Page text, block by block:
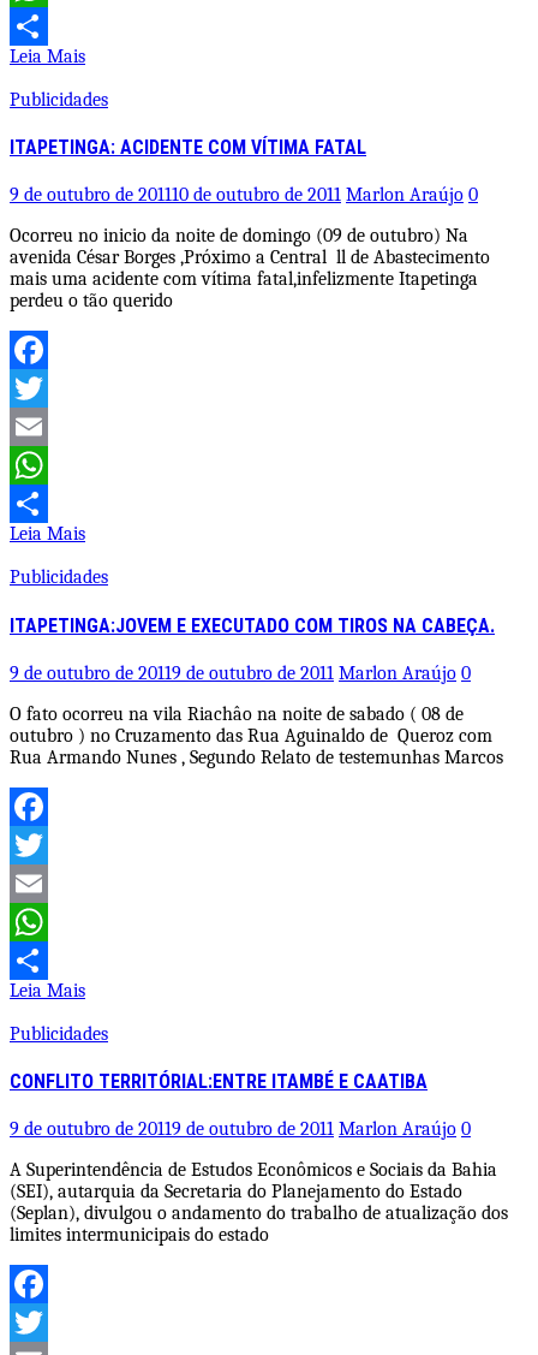
WhatsApp
Share
Leia Mais
Publicidades
ITAPETINGA: ACIDENTE COM VÍTIMA FATAL
9 de outubro de 201110 de outubro de 2011 Marlon Araújo 0
Ocorreu no inicio da noite de domingo (09 de outubro) Na
avenida César Borges ,Próximo a Central ll de Abastecimento
mais uma acidente com vítima fatal,infelizmente Itapetinga
perdeu o tão querido
Facebook
Twitter
Email
WhatsApp
Share
Leia Mais
Publicidades
ITAPETINGA:JOVEM E EXECUTADO COM TIROS NA CABEÇA.
9 de outubro de 20119 de outubro de 2011 Marlon Araújo 0
O fato ocorreu na vila Riachâo na noite de sabado ( 08 de
outubro ) no Cruzamento das Rua Aguinaldo de Queroz com
Rua Armando Nunes , Segundo Relato de testemunhas Marcos
Facebook
Twitter
Email
WhatsApp
Share
Leia Mais
Publicidades
CONFLITO TERRITÓRIAL:ENTRE ITAMBÉ E CAATIBA
9 de outubro de 20119 de outubro de 2011 Marlon Araújo 0
A Superintendência de Estudos Econômicos e Sociais da Bahia
(SEI), autarquia da Secretaria do Planejamento do Estado
(Seplan), divulgou o andamento do trabalho de atualização dos
limites intermunicipais do estado
Facebook